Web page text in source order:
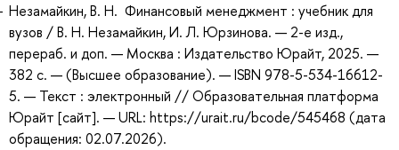
Незамайкин, В. Н. Финансовый менеджмент : учебник для
вузов / В. Н. Незамайкин, И. Л. Юрзинова. — 2-е изд.,
перераб. и доп. — Москва : Издательство Юрайт, 2025. —
382 с. — (Высшее образование). — ISBN 978-5-534-16612-
5. — Текст : электронный // Образовательная платформа
Юрайт [сайт]. — URL: https://urait.ru/bcode/545468 (дата
обращения: 02.07.2026).